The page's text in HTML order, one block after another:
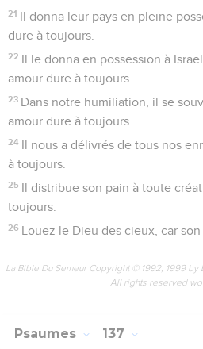
21 Il donna leur pays en pleine
dure à toujours.
22 Il le donna en possession à
amour dure à toujours.
23 Dans notre humiliation, il se
amour dure à toujours.
24 Il nous a délivrés de tous nos
à toujours.
25 Il distribue son pain à toute
toujours.
26 Louez le Dieu des cieux, car
La Bible Du Semeur Copyright © 1992, 1999
All rights reserved
Psaumes 137